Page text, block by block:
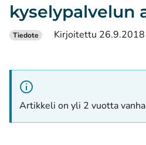
kyselypalvelun
Tiedote Kirjoitettu 26.9.2018
Artikkeli on yli 2 vuotta